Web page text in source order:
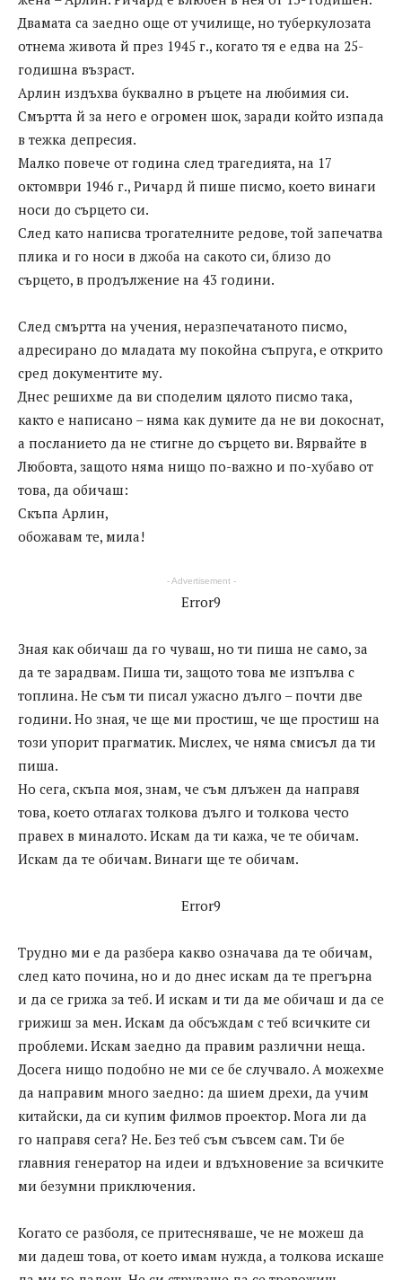
Двамата са заедно още от училище, но туберкулозата
отнема живота й през 1945 г., когато тя е едва на 25-
годишна възраст.
Арлин издъхва буквално в ръцете на любимия си.
Смъртта й за него е огромен шок, заради който изпада
в тежка депресия.
Малко повече от година след трагедията, на 17
октомври 1946 г., Ричард й пише писмо, което винаги
носи до сърцето си.
След като написва трогателните редове, той запечатва
плика и го носи в джоба на сакото си, близо до
сърцето, в продължение на 43 години.
След смъртта на учения, неразпечатаното писмо,
адресирано до младата му покойна съпруга, е открито
сред документите му.
Днес решихме да ви споделим цялото писмо така,
както е написано – няма как думите да не ви докоснат,
а посланието да не стигне до сърцето ви. Вярвайте в
Любовта, защото няма нищо по-важно и по-хубаво от
това, да обичаш:
Скъпа Арлин,
обожавам те, мила!
- Advertisement -
Error9
Зная как обичаш да го чуваш, но ти пиша не само, за
да те зарадвам. Пиша ти, защото това ме изпълва с
топлина. Не съм ти писал ужасно дълго – почти две
години. Но зная, че ще ми простиш, че ще простиш на
този упорит прагматик. Мислех, че няма смисъл да ти
пиша.
Но сега, скъпа моя, знам, че съм длъжен да направя
това, което отлагах толкова дълго и толкова често
правех в миналото. Искам да ти кажа, че те обичам.
Искам да те обичам. Винаги ще те обичам.
Error9
Трудно ми е да разбера какво означава да те обичам,
след като почина, но и до днес искам да те прегърна
и да се грижа за теб. И искам и ти да ме обичаш и да се
грижиш за мен. Искам да обсъждам с теб всичките си
проблеми. Искам заедно да правим различни неща.
Досега нищо подобно не ми се бе случвало. А можехме
да направим много заедно: да шием дрехи, да учим
китайски, да си купим филмов проектор. Мога ли да
го направя сега? Не. Без теб съм съвсем сам. Ти бе
главния генератор на идеи и вдъхновение за всичките
ми безумни приключения.
Когато се разболя, се притесняваше, че не можеш да
ми дадеш това, от което имам нужда, а толкова искаше